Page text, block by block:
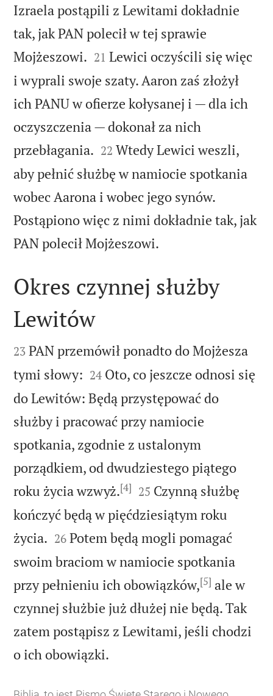
Izraela postąpili z Lewitami dokładnie
tak, jak PAN polecił w tej sprawie
Mojżeszowi. 

21 Lewici oczyścili się więc
i wyprali swoje szaty. Aaron zaś złożył
ich PANU w ofierze kołysanej i — dla ich
oczyszczenia — dokonał za nich
przebłagania. 

22 Wtedy Lewici weszli,
aby pełnić służbę w namiocie spotkania
wobec Aarona i wobec jego synów.
Postąpiono więc z nimi dokładnie tak, jak
PAN polecił Mojżeszowi.

Okres czynnej służby
Lewitów

23 PAN przemówił ponadto do Mojżesza
tymi słowy: 

24 Oto, co jeszcze odnosi się
do Lewitów: Będą przystępować do
służby i pracować przy namiocie
spotkania, zgodnie z ustalonym
porządkiem, od dwudziestego piątego
roku życia wzwyż.[4] 

25 Czynną służbę
kończyć będą w pięćdziesiątym roku
życia. 

26 Potem będą mogli pomagać
swoim braciom w namiocie spotkania
przy pełnieniu ich obowiązków,[5] ale w
czynnej służbie już dłużej nie będą. Tak
zatem postąpisz z Lewitami, jeśli chodzi
o ich obowiązki.